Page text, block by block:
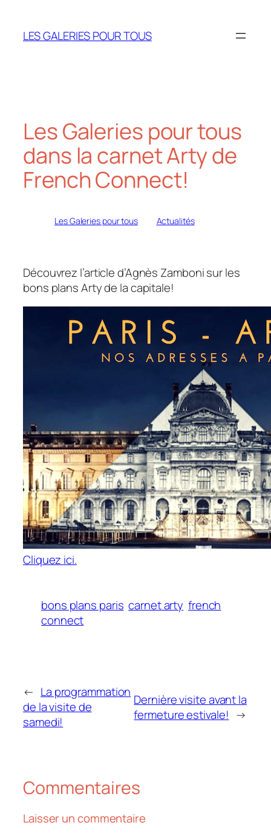
contenu
LES GALERIES POUR TOUS
Les Galeries pour tous
dans la carnet Arty de
French Connect!
Les Galeries pour tousdans Actualités
Découvrez l’article d’Agnès Zamboni sur les
bons plans Arty de la capitale!
Cliquez ici.
bons plans paris carnet arty french
connect
← La programmation
de la visite de
samedi!
Dernière visite avant la
fermeture estivale! →
Commentaires
Laisser un commentaire